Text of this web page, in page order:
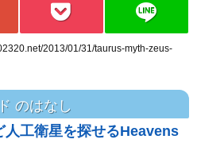
pocket line
2013/01/31/taurus-myth-zeus-
のはなし
人工衛星を探せるHeavens